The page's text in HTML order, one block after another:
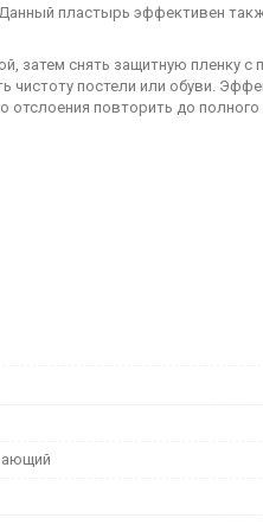
пластырь эффективен
снять защитную пленку с
чистоту постели или обуви.
отслоения повторить до полного